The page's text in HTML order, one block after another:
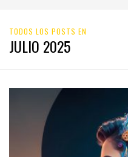
TODOS LOS POSTS EN
JULIO 2025